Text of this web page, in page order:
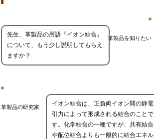
革製品を知りたい
先生、革製品の用語『イオン結合』
について、もう少し説明してもらえ
ますか？
革製品の研究家
イオン結合は、正負両イオン間の静電
引力によって形成される結合のことで
す。化学結合の一種ですが、共有結合
や配位結合よりも一般的に結合エネル